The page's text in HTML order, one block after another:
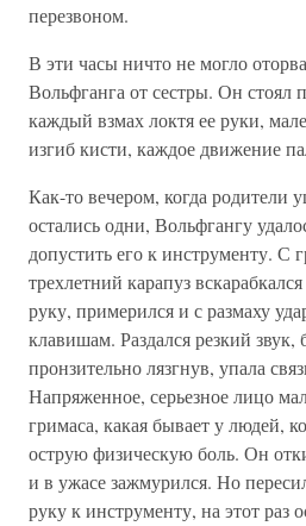
перезвоном.
В эти часы ничто не могло
Вольфганга от сестры. Он стоял
каждый взмах локтя ее руки,
изгиб кисти, каждое движение
Как-то вечером, когда родители
остались одни, Вольфгангу
допустить его к инструменту. С
трехлетний карапуз
руку, примерился и с размаху
клавишам. Раздался резкий звук,
пронзительно лязгнув, упала
Напряженное, серьезное лицо
гримаса, какая бывает у людей,
острую физическую боль. Он
и в ужасе зажмурился. Но
руку к инструменту, на этот раз